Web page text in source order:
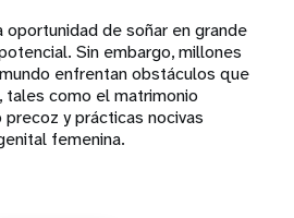
oportunidad de soñar en grande
Sin embargo, millones
enfrentan obstáculos que
tales como el matrimonio
y prácticas nocivas
femenina.